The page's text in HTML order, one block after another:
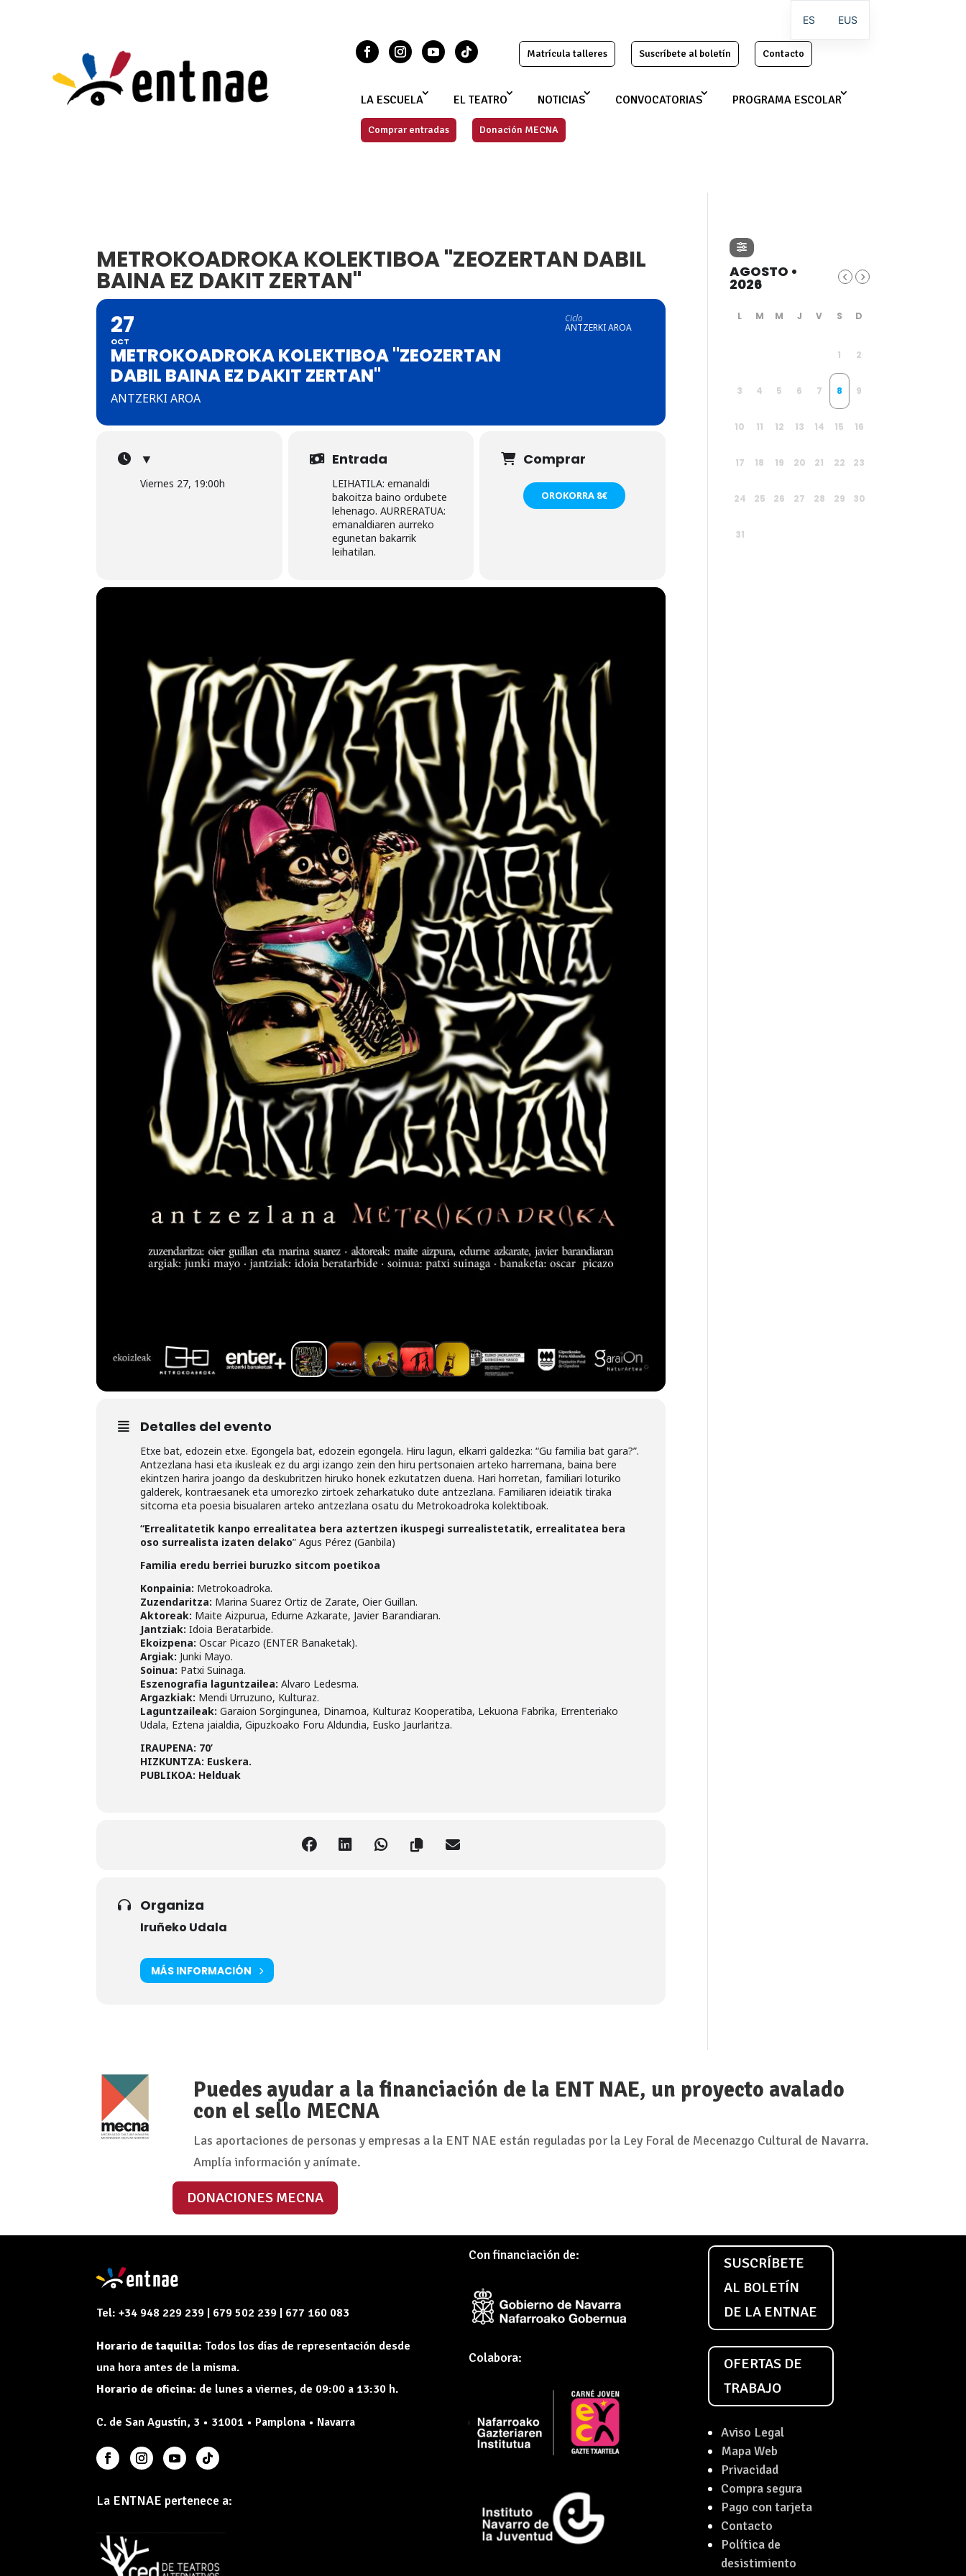
Matrícula talleres Suscríbete al boletín Contacto
LA ESCUELA EL TEATRO NOTICIAS CONVOCATORIAS PROGRAMA ESCOLAR
Comprar entradas Donación MECNA
METROKOADROKA KOLEKTIBOA "ZEOZERTAN DABIL
BAINA EZ DAKIT ZERTAN"
27
OCT
METROKOADROKA KOLEKTIBOA "ZEOZERTAN
DABIL BAINA EZ DAKIT ZERTAN"
ANTZERKI AROA
Ciclo
ANTZERKI AROA
▼
Viernes 27, 19:00h
Entrada
LEIHATILA: emanaldi
bakoitza baino ordubete
lehenago. AURRERATUA:
emanaldiaren aurreko
egunetan bakarrik
leihatilan.
Comprar
OROKORRA 8€
Detalles del evento
Etxe bat, edozein etxe. Egongela bat, edozein egongela. Hiru lagun, elkarri galdezka: “Gu familia bat gara?”.
Antzezlana hasi eta ikusleak ez du argi izango zein den hiru pertsonaien arteko harremana, baina bere
ekintzen harira joango da deskubritzen hiruko honek ezkutatzen duena. Hari horretan, familiari loturiko
galderek, kontraesanek eta umorezko zirtoek zeharkatuko dute antzezlana. Familiaren ideiatik tiraka
sitcoma eta poesia bisualaren arteko antzezlana osatu du Metrokoadroka kolektiboak.
“Errealitatetik kanpo errealitatea bera aztertzen ikuspegi surrealistetatik, errealitatea bera
oso surrealista izaten delako” Agus Pérez (Ganbila)
Familia eredu berriei buruzko sitcom poetikoa
Konpainia: Metrokoadroka.
Zuzendaritza: Marina Suarez Ortiz de Zarate, Oier Guillan.
Aktoreak: Maite Aizpurua, Edurne Azkarate, Javier Barandiaran.
Jantziak: Idoia Beratarbide.
Ekoizpena: Oscar Picazo (ENTER Banaketak).
Argiak: Junki Mayo.
Soinua: Patxi Suinaga.
Eszenografia laguntzailea: Alvaro Ledesma.
Argazkiak: Mendi Urruzuno, Kulturaz.
Laguntzaileak: Garaion Sorgingunea, Dinamoa, Kulturaz Kooperatiba, Lekuona Fabrika, Errenteriako
Udala, Eztena jaialdia, Gipuzkoako Foru Aldundia, Eusko Jaurlaritza.
IRAUPENA: 70’
HIZKUNTZA: Euskera.
PUBLIKOA: Helduak
Organiza
Iruñeko Udala
MÁS INFORMACIÓN
AGOSTO •
2026
1 2
3 4 5 6 7 8 9
10 11 12 13 14 15 16
17 18 19 20 21 22 23
24 25 26 27 28 29 30
31
Puedes ayudar a la financiación de la ENT NAE, un proyecto avalado
con el sello MECNA
Las aportaciones de personas y empresas a la ENT NAE están reguladas por la Ley Foral de Mecenazgo Cultural de Navarra.
Amplía información y anímate.
DONACIONES MECNA
Tel: +34 948 229 239 | 679 502 239 | 677 160 083
Horario de taquilla: Todos los días de representación desde
una hora antes de la misma.
Horario de oficina: de lunes a viernes, de 09:00 a 13:30 h.
C. de San Agustín, 3 • 31001 • Pamplona • Navarra
La ENTNAE pertenece a:
Con financiación de:
Colabora:
SUSCRÍBETE
AL BOLETÍN
DE LA ENTNAE
OFERTAS DE
TRABAJO
Aviso Legal
Mapa Web
Privacidad
Compra segura
Pago con tarjeta
Contacto
Política de
desistimiento
ES EUS